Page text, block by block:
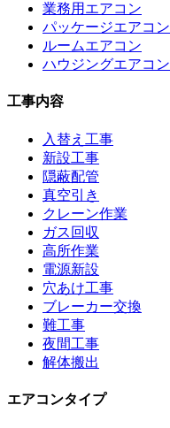
業務用エアコン
パッケージエアコン
ルームエアコン
ハウジングエアコン
工事内容
入替え工事
新設工事
隠蔽配管
真空引き
クレーン作業
ガス回収
高所作業
電源新設
穴あけ工事
ブレーカー交換
難工事
夜間工事
解体搬出
エアコンタイプ